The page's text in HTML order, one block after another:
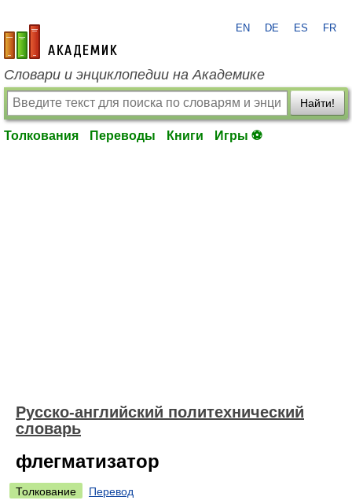
academic.ru
EN DE ES FR
Словари и энциклопедии на Академике
Найти!
Толкования Переводы Книги Игры ⚽
Русско-английский политехнический
словарь
флегматизатор
Толкование
Перевод